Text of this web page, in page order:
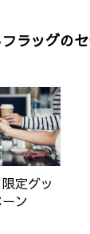
ラッグの
定グッ
ン